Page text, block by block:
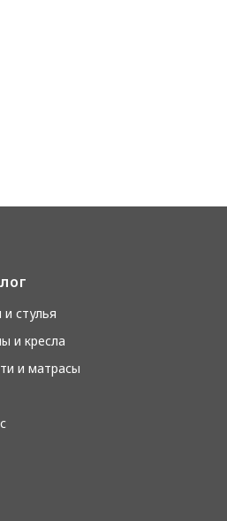
стулья
и кресла
и матрасы